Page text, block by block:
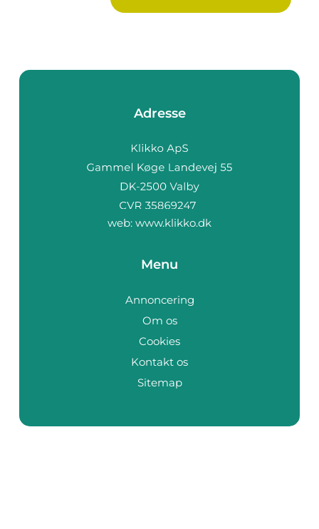
Adresse
web: www.klikko.dk
Menu
Annoncering
Om os
Cookies
Kontakt os
Sitemap